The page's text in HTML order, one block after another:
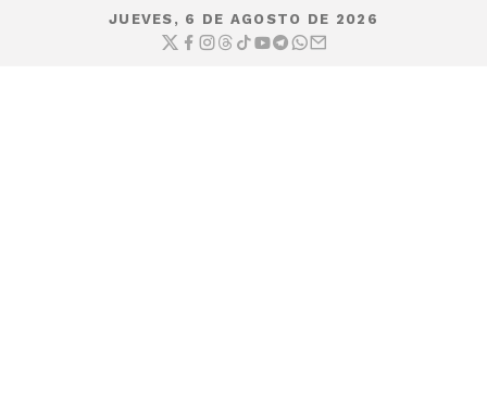
JUEVES, 6 DE AGOSTO DE 2026